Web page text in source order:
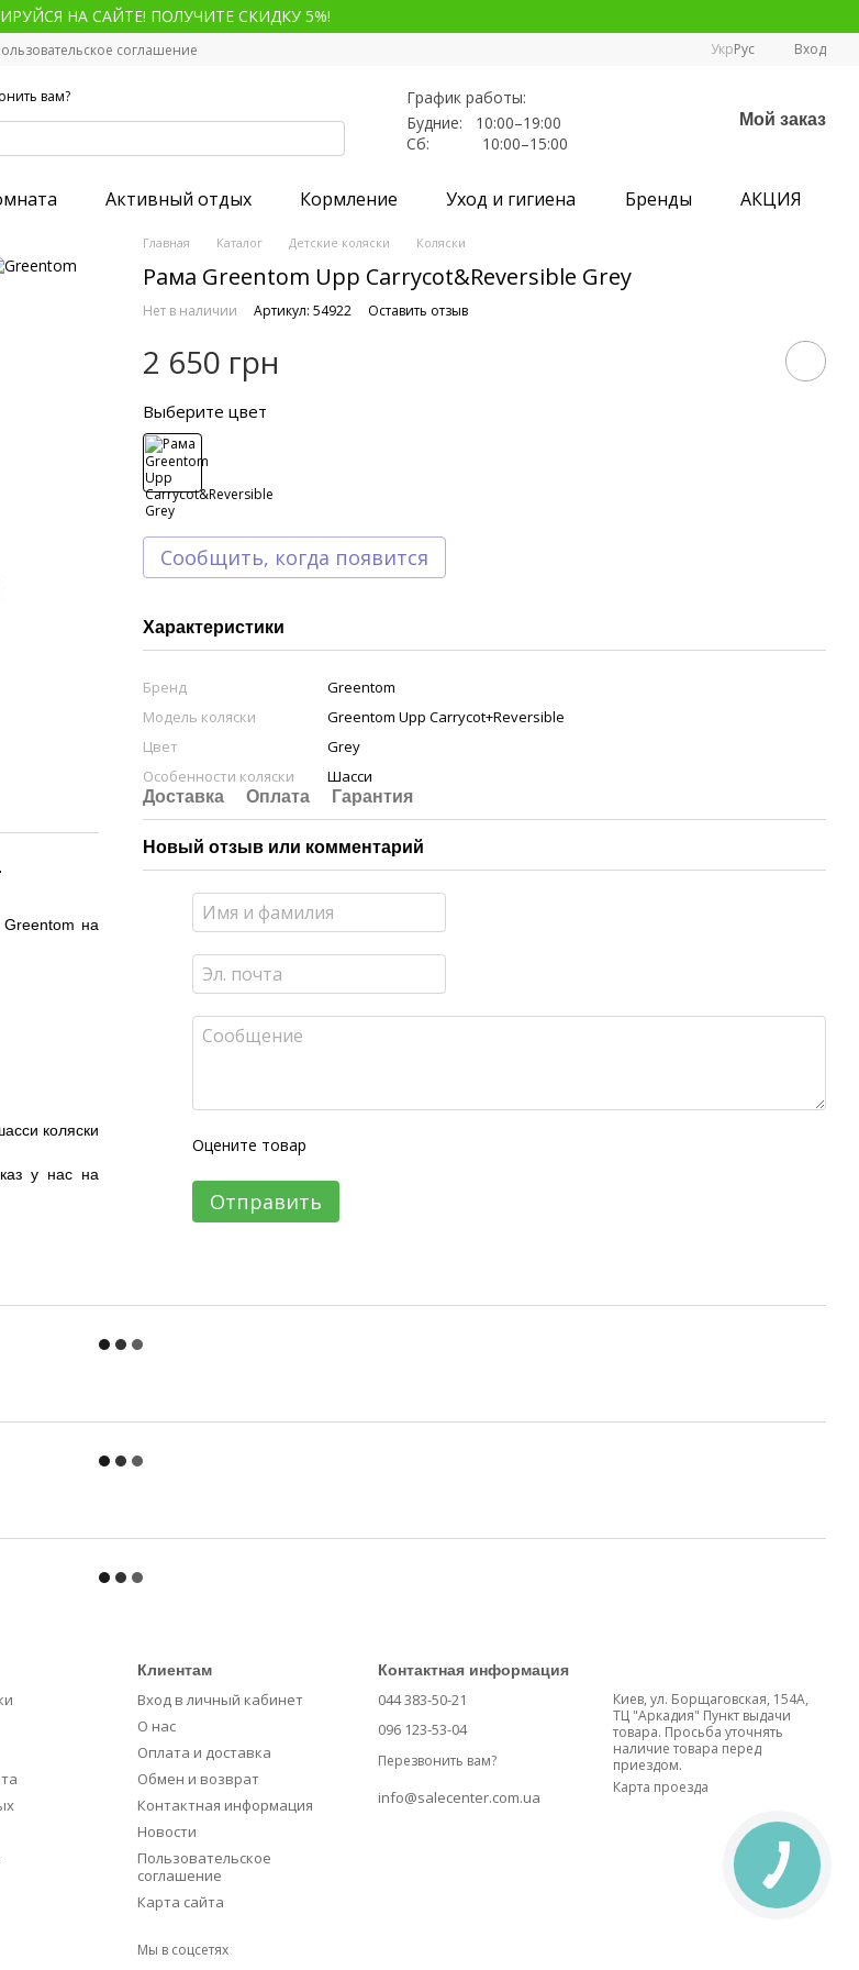
НА САЙТЕ! ПОЛУЧИТЕ СКИДКУ 5%!
соглашение УкрРус Вход
вам?
График работы:
Будние: 10:00–19:00
Сб: 10:00–15:00
Мой заказ
Активный отдых Кормление Уход и гигиена Бренды АКЦИЯ
Greentom на
коляски
у нас на
Главная Каталог Детские коляски Коляски
Рама Greentom Upp Carrycot&Reversible Grey
Нет в наличии Артикул: 54922 Оставить отзыв
2 650 грн
Выберите цвет
Сообщить, когда появится
Характеристики
Бренд
Greentom
Модель коляски
Greentom Upp Carrycot+Reversible
Цвет
Grey
Особенности коляски
Шасси
Доставка Оплата Гарантия
Новый отзыв или комментарий
Оцените товар
Отправить
Клиентам
Вход в личный кабинет
О нас
Оплата и доставка
Обмен и возврат
Контактная информация
Новости
Пользовательское
соглашение
Карта сайта
Мы в соцсетях
Контактная информация
044 383-50-21
096 123-53-04
Перезвонить вам?
info@salecenter.com.ua
Киев, ул. Борщаговская, 154А,
ТЦ "Аркадия" Пункт выдачи
товара. Просьба уточнять
наличие товара перед
приездом.
Карта проезда